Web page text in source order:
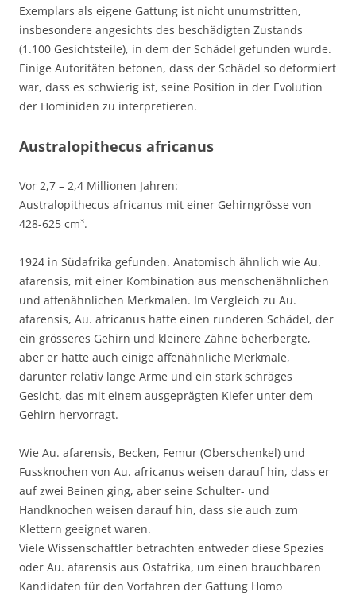
Exemplars als eigene Gattung ist nicht unumstritten,
insbesondere angesichts des beschädigten Zustands
(1.100 Gesichtsteile), in dem der Schädel gefunden wurde.
Einige Autoritäten betonen, dass der Schädel so deformiert
war, dass es schwierig ist, seine Position in der Evolution
der Hominiden zu interpretieren.
Australopithecus africanus
Vor 2,7 – 2,4 Millionen Jahren:
Australopithecus africanus mit einer Gehirngrösse von
428-625 cm³.
1924 in Südafrika gefunden. Anatomisch ähnlich wie Au.
afarensis, mit einer Kombination aus menschenähnlichen
und affenähnlichen Merkmalen. Im Vergleich zu Au.
afarensis, Au. africanus hatte einen runderen Schädel, der
ein grösseres Gehirn und kleinere Zähne beherbergte,
aber er hatte auch einige affenähnliche Merkmale,
darunter relativ lange Arme und ein stark schräges
Gesicht, das mit einem ausgeprägten Kiefer unter dem
Gehirn hervorragt.
Wie Au. afarensis, Becken, Femur (Oberschenkel) und
Fussknochen von Au. africanus weisen darauf hin, dass er
auf zwei Beinen ging, aber seine Schulter- und
Handknochen weisen darauf hin, dass sie auch zum
Klettern geeignet waren.
Viele Wissenschaftler betrachten entweder diese Spezies
oder Au. afarensis aus Ostafrika, um einen brauchbaren
Kandidaten für den Vorfahren der Gattung Homo